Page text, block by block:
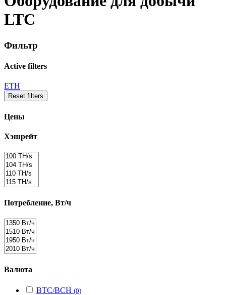
LTC
Фильтр
Active filters
ETH
Reset filters
Цены
Хэшрейт
Потребление, Вт/ч
Валюта
BTC/BCH (0)